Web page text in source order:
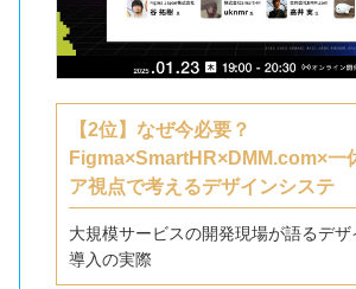
【2位】なぜ今必要？
Figma×SmartHR×DMM.com×一
ア視点で考えるデザインシステ
大規模サービスの開発現場が語るデザ
導入の実際